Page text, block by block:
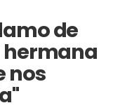
de
hermana
nos